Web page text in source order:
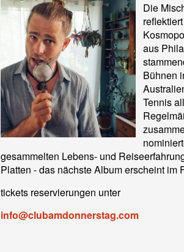
Die
aus
Bühnen
Tennis
gesammelten Lebens- und
Platten - das nächste Album erscheint im
tickets reservierungen unter
info@clubamdonnerstag.com